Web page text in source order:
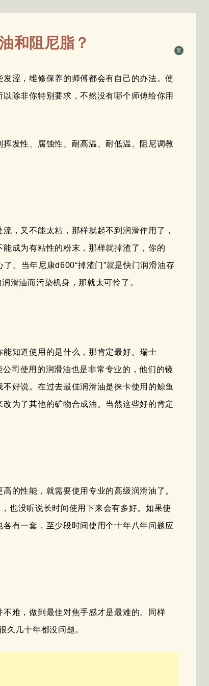
繁
和阻尼脂？
涩，维修保养的师傅都会有自己的办法。使
除非你特别要求，不然没有哪个师傅给你用
发性、腐蚀性、耐高温、耐低温、阻尼调教
，又不能太粘，那样就起不到润滑作用了，
成为有粘性的粉末，那样就掉渣了，你的
。当年尼康d600“掉渣门”就是快门润滑油存
滑油而污染机身，那就太可怜了。
知道使用的是什么，那肯定最好。瑞士
司使用的润滑油也是非常专业的，他们的镜
好说。在过去最佳润滑油是徕卡使用的鲸鱼
为了其他的矿物合成油。当然这些好的肯定
的性能，就需要使用专业的高级润滑油了。
也没听说长时间使用下来会有多好。如果使
有一套，至少段时间使用个十年八年问题应
难，做到最佳对焦手感才是最难的。同样
久几十年都没问题。